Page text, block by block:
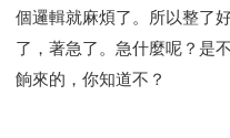
個邏輯就麻煩了。所以整了
了，著急了。急什麼呢？是
餉來的，你知道不？